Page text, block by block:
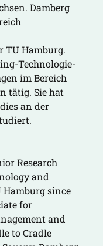
Damberg
TU Hamburg.
Technologie-
im Bereich
tätig. Sie hat
an der
Research
and
since
for
and
to Cradle